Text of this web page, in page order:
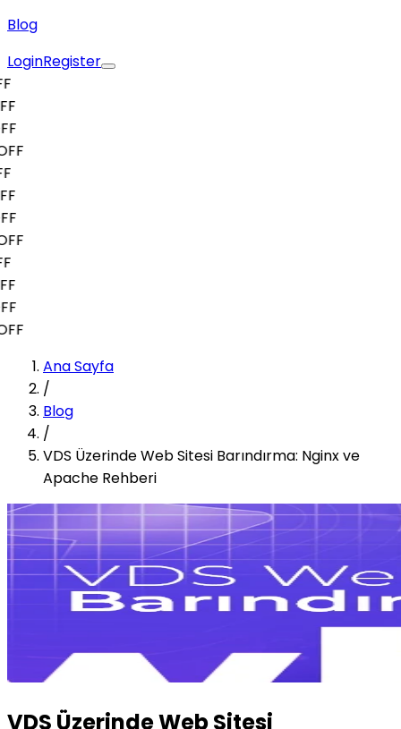
Blog
LoginRegister
Ana Sayfa
/
Blog
/
VDS Üzerinde Web Sitesi Barındırma: Nginx ve
Apache Rehberi
VDS Üzerinde Web Sitesi